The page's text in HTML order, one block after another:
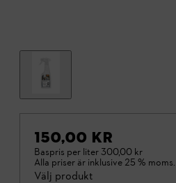
150,00 KR
Baspris per liter 300,00 kr
Alla priser är inklusive 25 % moms.
Välj produkt